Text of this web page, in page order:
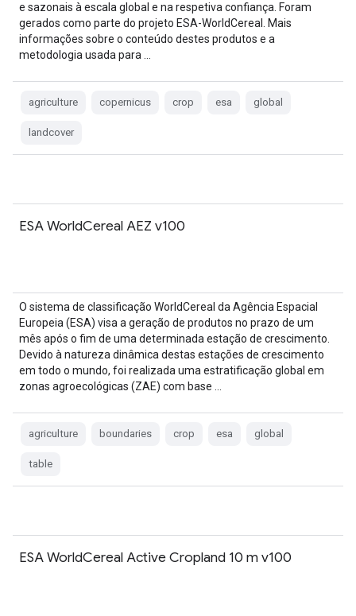
e sazonais à escala global e na respetiva confiança. Foram
gerados como parte do projeto ESA-WorldCereal. Mais
informações sobre o conteúdo destes produtos e a
metodologia usada para …
agriculture copernicus crop esa global
landcover
ESA WorldCereal AEZ v100
O sistema de classificação WorldCereal da Agência Espacial
Europeia (ESA) visa a geração de produtos no prazo de um
mês após o fim de uma determinada estação de crescimento.
Devido à natureza dinâmica destas estações de crescimento
em todo o mundo, foi realizada uma estratificação global em
zonas agroecológicas (ZAE) com base …
agriculture boundaries crop esa global
table
ESA WorldCereal Active Cropland 10 m v100